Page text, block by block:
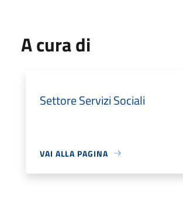
A cura di
Settore Servizi Sociali
VAI ALLA PAGINA